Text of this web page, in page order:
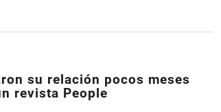
su relación pocos meses
revista People